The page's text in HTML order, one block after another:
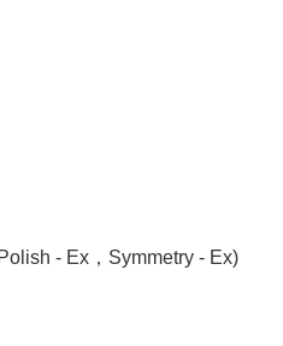
- Ex，Symmetry - Ex)